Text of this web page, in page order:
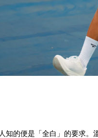
知的便是「全白」的要求